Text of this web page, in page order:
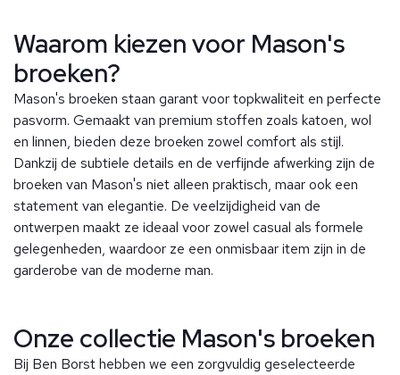
Waarom kiezen voor Mason's
broeken?
Mason's broeken staan garant voor topkwaliteit en perfecte
pasvorm. Gemaakt van premium stoffen zoals katoen, wol
en linnen, bieden deze broeken zowel comfort als stijl.
Dankzij de subtiele details en de verfijnde afwerking zijn de
broeken van Mason's niet alleen praktisch, maar ook een
statement van elegantie. De veelzijdigheid van de
ontwerpen maakt ze ideaal voor zowel casual als formele
gelegenheden, waardoor ze een onmisbaar item zijn in de
garderobe van de moderne man.
Onze collectie Mason's broeken
Bij Ben Borst hebben we een zorgvuldig geselecteerde